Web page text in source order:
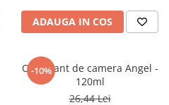
ADAUGA IN COS
-10%
Odorizant de camera Angel -
120ml
26,44 Lei